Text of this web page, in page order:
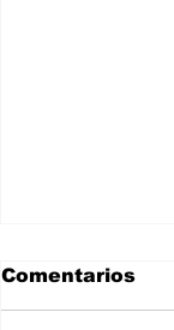
Comentarios